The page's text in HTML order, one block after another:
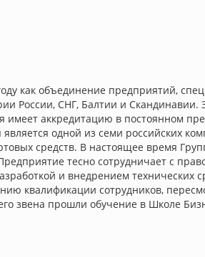
как объединение предприятий,
России, СНГ, Балтии и
аккредитацию в постоянном
одной из семи российских
средств. В настоящее время
тесно сотрудничает с
и внедрением технических
квалификации сотрудников,
звена прошли обучение в Школе